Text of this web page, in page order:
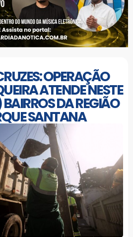
OPERAÇÃO
ATENDE NESTE
DA REGIÃO
SANTANA